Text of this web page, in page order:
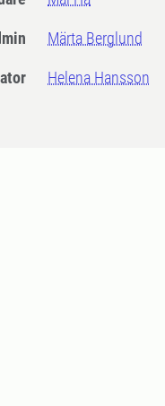
Märta Berglund
Helena Hansson